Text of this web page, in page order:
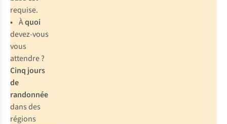
requise.
• Àquoi
devez-vous
vous
attendre ?
Cinq jours
de
randonnée
dans des
régions